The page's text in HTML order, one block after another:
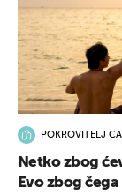
POKROVITELJ
Netko zbog
Evo zbog